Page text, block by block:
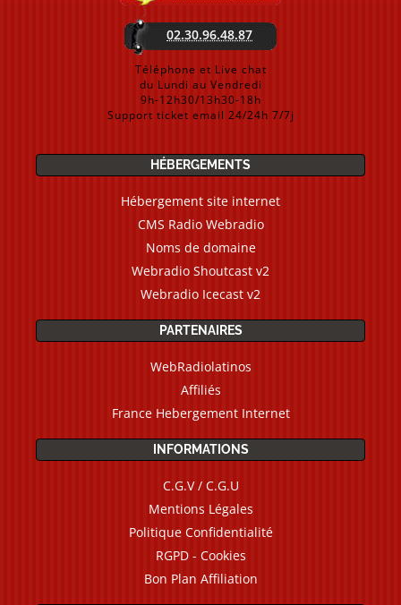
02.30.96.48.87
Téléphone et Live chat
du Lundi au Vendredi
9h-12h30/13h30-18h
Support ticket email 24/24h 7/7j
HÉBERGEMENTS
Hébergement site internet
CMS Radio Webradio
Noms de domaine
Webradio Shoutcast v2
Webradio Icecast v2
PARTENAIRES
WebRadiolatinos
Affiliés
France Hebergement Internet
INFORMATIONS
C.G.V / C.G.U
Mentions Légales
Politique Confidentialité
RGPD - Cookies
Bon Plan Affiliation